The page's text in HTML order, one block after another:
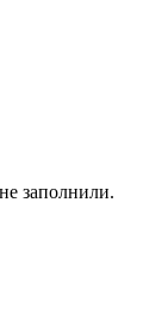
заполнили.